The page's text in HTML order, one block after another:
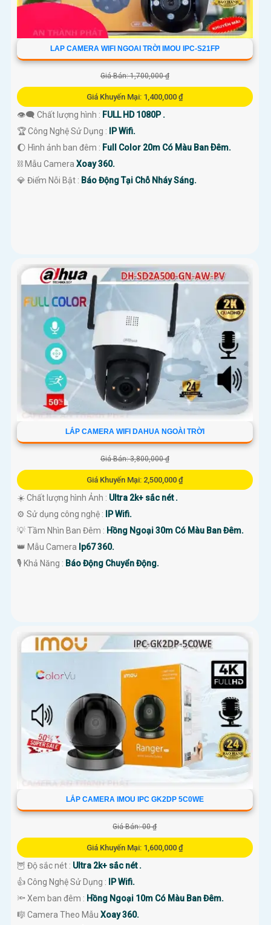
LAP CAMERA WIFI NGOAI TRỜI IMOU IPC-S21FP
Giá Bán: 1,700,000 ₫
Giá Khuyến Mại: 1,400,000 ₫
👁️‍🗨 Chất lượng hình : FULL HD 1080P .
🏆 Công Nghệ Sử Dụng : IP Wifi.
🌔 Hình ảnh ban đêm : Full Color 20m Có Màu Ban Ðêm.
⛓ Mẫu Camera Xoay 360.
️💎 Điểm Nỗi Bật : Báo Động Tại Chỗ Nháy Sáng.
LẮP CAMERA WIFI DAHUA NGOÀI TRỜI
Giá Bán: 3,800,000 ₫
Giá Khuyến Mại: 2,500,000 ₫
☀️ Chất lượng hình Ảnh : Ultra 2k+ sắc nét .
⚙ Sử dụng công nghệ :
IP Wifi.
💡 Tầm Nhìn Ban Đêm : Hồng Ngoại 30m Có Màu Ban Đêm.
👑 Mẫu Camera Ip67 360.
️🎙 Khả Năng : Báo Động Chuyển Động.
LẮP CAMERA IMOU IPC GK2DP 5C0WE
Giá Bán: 00 ₫
Giá Khuyến Mại: 1,600,000 ₫
🦉 Độ sắc nét : Ultra 2k+ sắc nét .
👍 Công Nghệ Sử Dụng :
IP Wifi.
🔦 Xem ban đêm : Hồng Ngoại 10m Có Màu Ban Đêm.
🎼️ Camera Theo Mẫu Xoay 360.